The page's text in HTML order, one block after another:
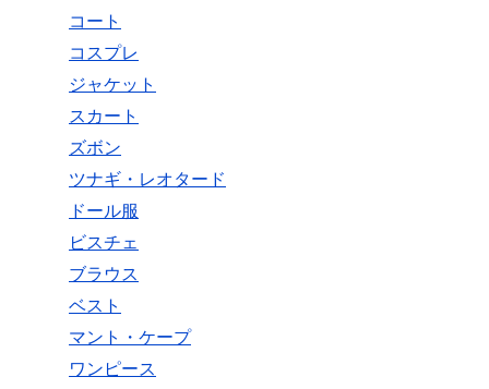
コート
コスプレ
ジャケット
スカート
ズボン
ツナギ・レオタード
ドール服
ビスチェ
ブラウス
ベスト
マント・ケープ
ワンピース